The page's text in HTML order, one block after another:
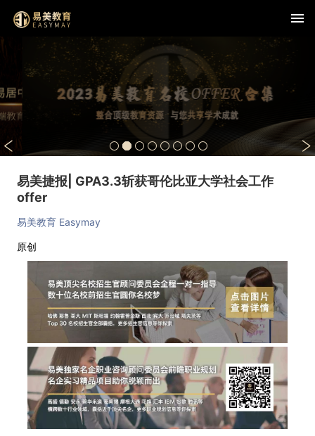
易美捷报| GPA3.3斩获哥伦比亚大学社会工作
offer
易美教育 Easymay
原创